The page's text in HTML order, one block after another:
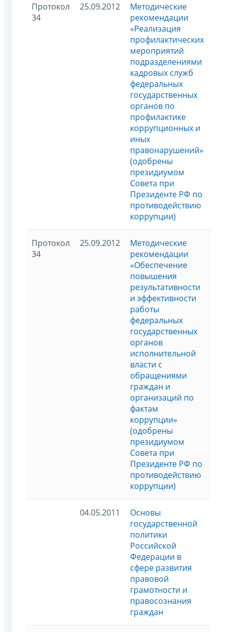
Протокол
34
25.09.2012
Методические
рекомендации
«Реализация
профилактических
мероприятий
подразделениями
кадровых служб
федеральных
государственных
органов по
профилактике
коррупционных и
иных
правонарушений»
(одобрены
президиумом
Совета при
Президенте РФ по
противодействию
коррупции)
Протокол
34
25.09.2012
Методические
рекомендации
«Обеспечение
повышения
результативности
и эффективности
работы
федеральных
государственных
органов
исполнительной
власти с
обращениями
граждан и
организаций по
фактам
коррупции»
(одобрены
президиумом
Совета при
Президенте РФ по
противодействию
коррупции)
04.05.2011
Основы
государственной
политики
Российской
Федерации в
сфере развития
правовой
грамотности и
правосознания
граждан